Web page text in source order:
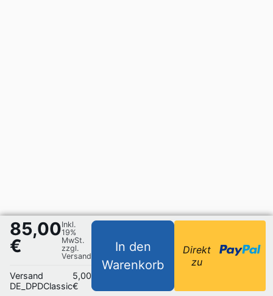
85,00
€
Inkl.
19%
MwSt.
zzgl.
Versand
Versand
DE_DPDClassic
5,00
€
In den
Warenkorb
Direkt
zu